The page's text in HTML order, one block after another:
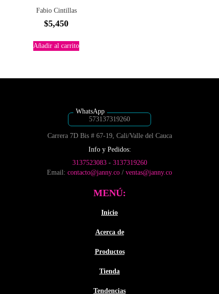
Fabio Cintillas
$5,450
Añadir al carrito
573137319260
Carrera 7D Bis # 67-19, Cali/Valle del Cauca
Info y Pedidos:
3137523083- 3137319260
Email: contacto@janny.co / ventas@janny.co
MENÚ:
Inicio
Acerca de
Productos
Tienda
Tendencias